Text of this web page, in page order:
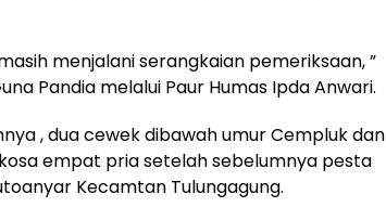
menjalani serangkaian pemeriksaan, ”
Pandia melalui Paur Humas Ipda Anwari.
, dua cewek dibawah umur Cempluk dan
empat pria setelah sebelumnya pesta
Kecamtan Tulungagung.